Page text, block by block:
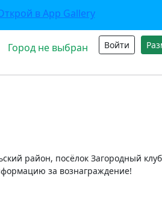
Город не выбран Войти
район, посёлок Загородный
за вознаграждение!